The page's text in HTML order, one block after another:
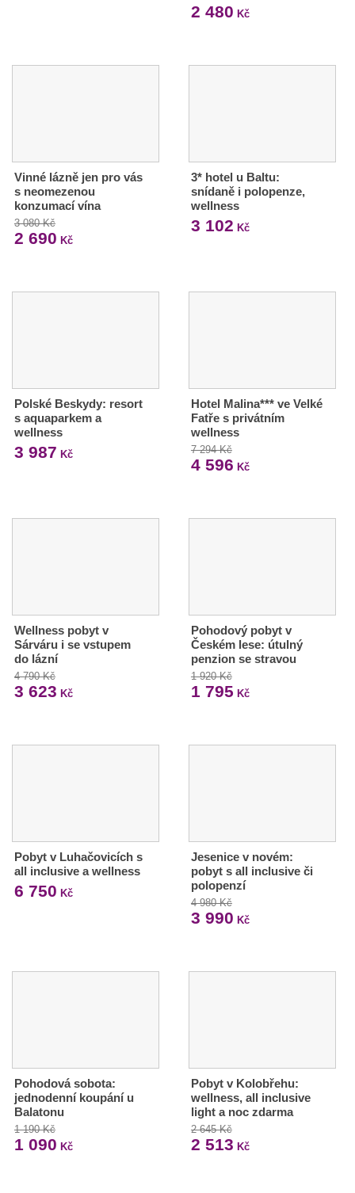
2 480 Kč
Vinné lázně jen pro vás
s neomezenou
konzumací vína
3 080 Kč
2 690 Kč
3* hotel u Baltu:
snídaně i polopenze,
wellness
3 102 Kč
Polské Beskydy: resort
s aquaparkem a
wellness
3 987 Kč
Hotel Malina*** ve Velké
Fatře s privátním
wellness
7 294 Kč
4 596 Kč
Wellness pobyt v
Sárváru i se vstupem
do lázní
4 790 Kč
3 623 Kč
Pohodový pobyt v
Českém lese: útulný
penzion se stravou
1 920 Kč
1 795 Kč
Pobyt v Luhačovicích s
all inclusive a wellness
6 750 Kč
Jesenice v novém:
pobyt s all inclusive či
polopenzí
4 980 Kč
3 990 Kč
Pohodová sobota:
jednodenní koupání u
Balatonu
1 190 Kč
1 090 Kč
Pobyt v Kolobřehu:
wellness, all inclusive
light a noc zdarma
2 645 Kč
2 513 Kč